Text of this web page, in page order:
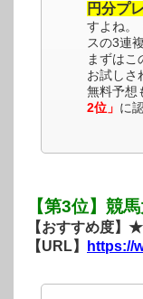
円分プ
すよね。
スの3連
まずはこ
お試しさ
無料予想
2位」 に
【第3位】競
【おすすめ
【URL】
https://